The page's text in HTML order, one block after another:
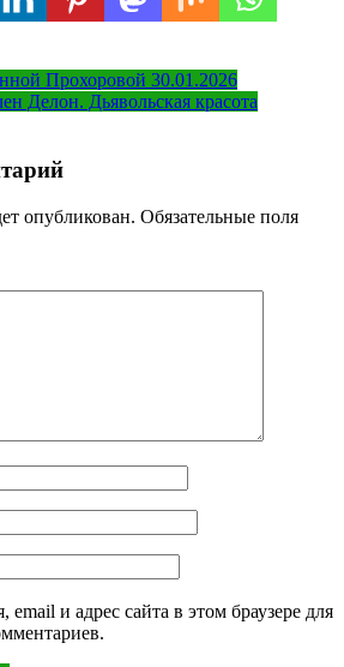
Прохоровой 30.01.2026
Делон. Дьявольская красота
опубликован. Обязательные поля
и адрес сайта в этом браузере для